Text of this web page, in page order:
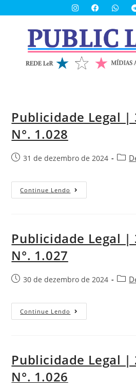
Publicidade Legal |
N°. 1.028
31 de dezembro de 2024
Continue Lendo
Publicidade Legal |
N°. 1.027
30 de dezembro de 2024
Continue Lendo
Publicidade Legal |
N°. 1.026